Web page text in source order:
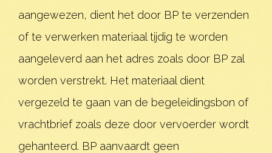
aangewezen, dient het door BP te verzenden
of te verwerken materiaal tijdig te worden
aangeleverd aan het adres zoals door BP zal
worden verstrekt. Het materiaal dient
vergezeld te gaan van de begeleidingsbon of
vrachtbrief zoals deze door vervoerder wordt
gehanteerd. BP aanvaardt geen